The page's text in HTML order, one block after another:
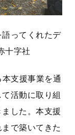
ってくれたデ
十字社
支援事業を通
活動に取り組
した。本支援
で築いてきた